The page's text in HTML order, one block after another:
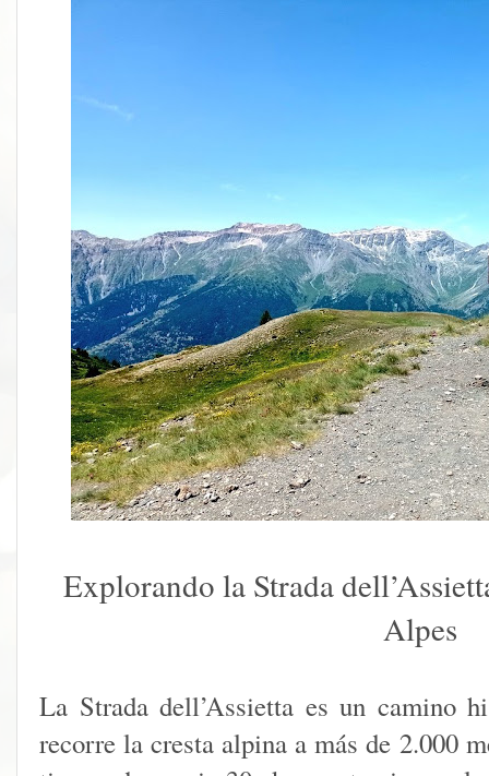
Explorando la Strada
Alpes
La Strada dell’Assietta es un camino
recorre la cresta alpina a más de 2.000